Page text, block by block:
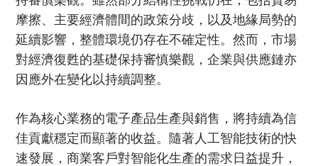
摩擦、主要經濟體間的政策分歧，以及地緣局勢的
延續影響，整體環境仍存在不確定性。然而，市場
對經濟復甦的基礎保持審慎樂觀，企業與供應鏈亦
因應外在變化以持續調整。
作為核心業務的電子產品生產與銷售，將持續為信
佳貢獻穩定而顯著的收益。隨著人工智能技術的快
速發展，商業客戶對智能化生產的需求日益提升，